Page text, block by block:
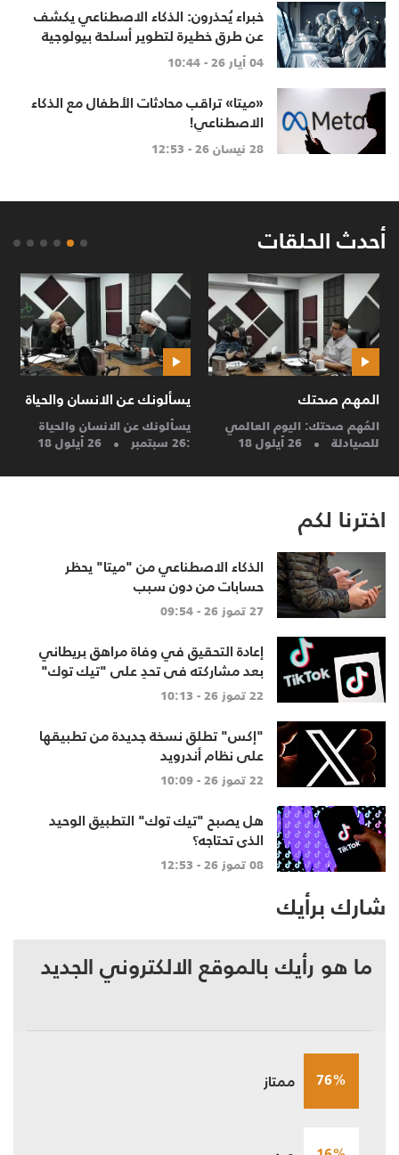
خبراء يُحذرون: الذكاء الاصطناعي يكشف
عن طرق خطيرة لتطوير أسلحة بيولوجية
04 أيار 26 - 10:44
«ميتا» تراقب محادثات الأطفال مع الذكاء
الاصطناعي!
28 نيسان 26 - 12:53
أحدث الحلقات
المهم صحتك
المُهم صحتك: اليوم العالمي
للصيادلة 26 أيلول 18
يسألونك عن الانسان والحياة
يسألونك عن الانسان والحياة
:26 سبتمبر 26 أيلول 18
اخترنا لكم
الذكاء الاصطناعي من "ميتا" يحظر
حسابات من دون سبب
27 تموز 26 - 09:54
إعادة التحقيق في وفاة مراهق بريطاني
بعد مشاركته في تحدٍ على "تيك توك"
22 تموز 26 - 10:13
"إكس" تطلق نسخة جديدة من تطبيقها
على نظام أندرويد
22 تموز 26 - 10:09
هل يصبح "تيك توك" التطبيق الوحيد
الذي تحتاجه؟
08 تموز 26 - 12:53
شارك برأيك
ما هو رأيك بالموقع الالكتروني الجديد
76% ممتاز